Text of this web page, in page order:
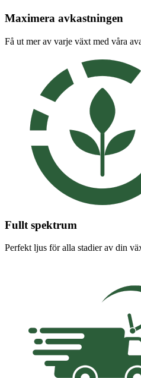
Maximera avkastningen
Få ut mer av varje växt med våra
Fullt spektrum
Perfekt ljus för alla stadier av din